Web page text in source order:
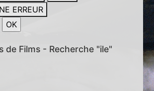
ERREUR
de Films - Recherche "ile"